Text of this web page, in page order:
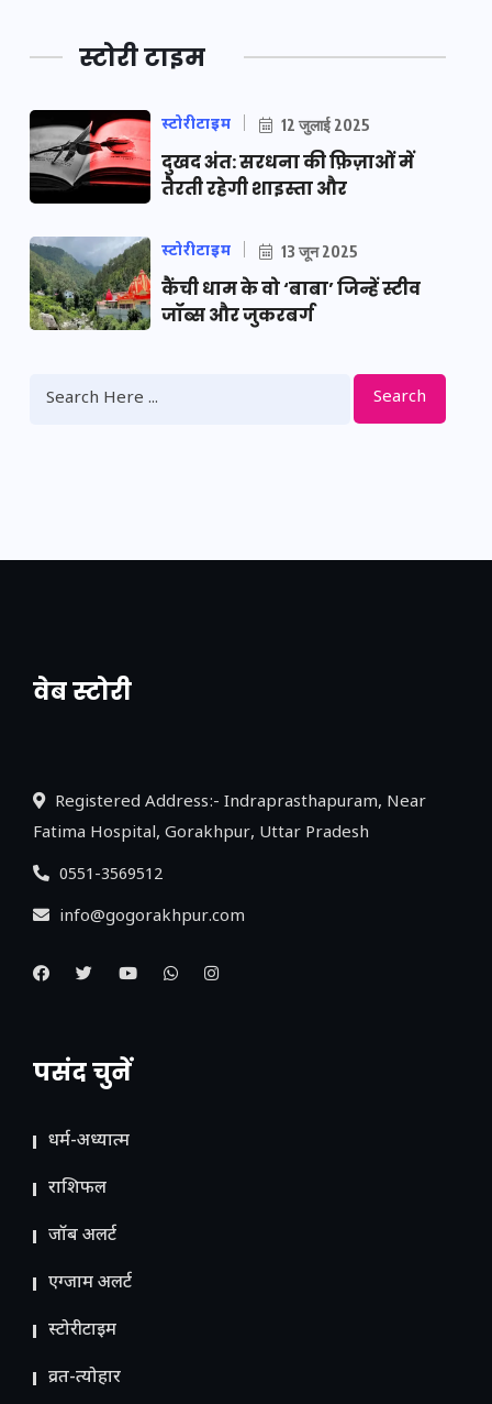
स्टोरी टाइम
स्टोरीटाइम 12 जुलाई 2025
दुखद अंत: सरधना की फ़िज़ाओं में
तैरती रहेगी शाइस्ता और
स्टोरीटाइम 13 जून 2025
कैंची धाम के वो ‘बाबा’ जिन्हें स्टीव
जॉब्स और जुकरबर्ग
Search
वेब स्टोरी
नया एक्सप्रेसवे: पूर्वांचल का लक, डेवलपमेंट का
Registered Address:- Indraprasthapuram, Near
Fatima Hospital, Gorakhpur, Uttar Pradesh
0551-3569512
info@gogorakhpur.com
पसंद चुनें
धर्म-अध्यात्म
राशिफल
जॉब अलर्ट
एग्जाम अलर्ट
स्टोरीटाइम
व्रत-त्योहार